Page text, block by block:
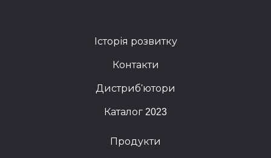
Історія розвитку
Контакти
Дистриб'ютори
Каталог 2023
Продукти